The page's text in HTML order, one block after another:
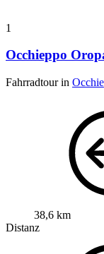
1
Occhieppo
Fahrradtour in
38,6 km
Distanz